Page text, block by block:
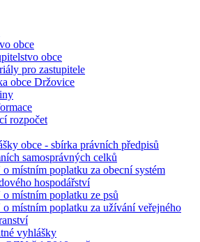
obce
obce
pro zastupitele
obce Držovice
rozpočet
obce - sbírka právních předpisů
samosprávných celků
místním poplatku za obecní systém
hospodářství
místním poplatku ze psů
místním poplatku za užívání veřejného
vyhlášky